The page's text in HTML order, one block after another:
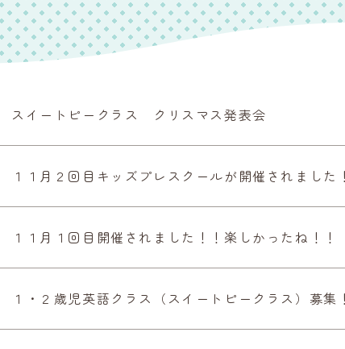
スイートピークラス クリスマス発表会
１１月２回目キッズプレスクールが開催されました！
１１月１回目開催されました！！楽しかったね！！
１・２歳児英語クラス（スイートピークラス）募集